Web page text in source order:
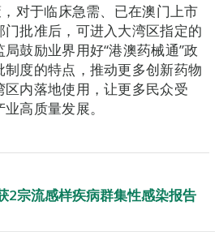
对于临床急需、已在澳门上市
批准后，可进入大湾区指定的
鼓励业界用好“港澳药械通”政
度的特点，推动更多创新药物
内落地使用，让更多民众受
高质量发展。
2宗流感样疾病群集性感染报告